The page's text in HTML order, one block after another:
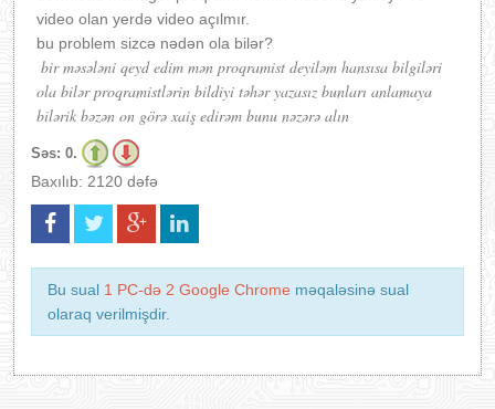
video olan yerdə video açılmır.
bu problem sizcə nədən ola bilər?
bir məsələni qeyd edim mən proqramist deyiləm hansısa bilgiləri
ola bilər proqramistlərin bildiyi təhər yazasız bunları anlamaya
bilərik bəzən on görə xaiş edirəm bunu nəzərə alın
Səs: 0.
Baxılıb: 2120 dəfə
Bu sual 1 PC-də 2 Google Chrome məqaləsinə sual
olaraq verilmişdir.